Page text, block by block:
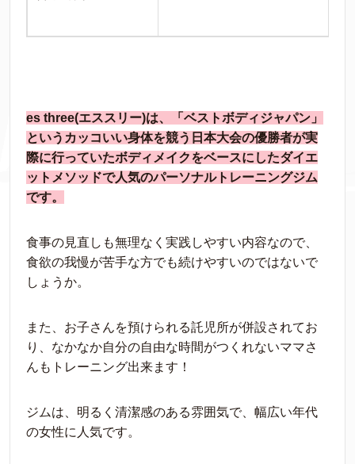
es three(エススリー)は、「ベストボディジャパン」
というカッコいい身体を競う日本大会の優勝者が実
際に行っていたボディメイクをベースにしたダイエ
ットメソッドで人気のパーソナルトレーニングジム
です。
食事の見直しも無理なく実践しやすい内容なので、
食欲の我慢が苦手な方でも続けやすいのではないで
しょうか。
また、お子さんを預けられる託児所が併設されてお
り、なかなか自分の自由な時間がつくれないママさ
んもトレーニング出来ます！
ジムは、明るく清潔感のある雰囲気で、幅広い年代
の女性に人気です。